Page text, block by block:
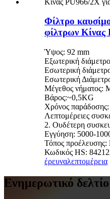
Φίλτρο
φίλτρων
Ύψος: 92 mm
Εξωτερική
Εσωτερική
Εσωτερική
Μέγεθος νήματος:
Βάρος:~0,5KG
Χρόνος
Λεπτομέρειες
2. Ουδέτερη
Εγγύηση: 5000-
Τόπος προέλευσης:
Κωδικός HS:
έρευναλεπτομέρεια
Ενημερωτικό δελτίο